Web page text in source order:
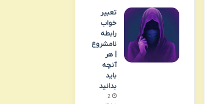
تعبیر
خواب
رابطه
نامشروع
| هر
آنچه
باید
بدانید
2